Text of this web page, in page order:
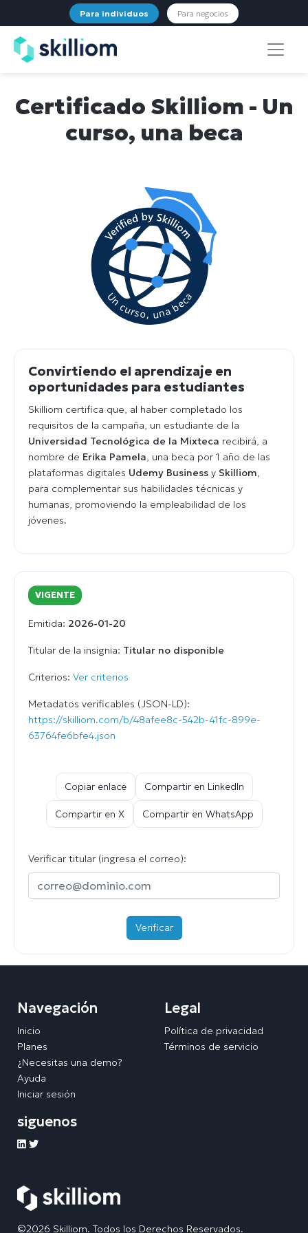
Para individuos Para negocios
Certificado Skilliom - Un
curso, una beca
Convirtiendo el aprendizaje en
oportunidades para estudiantes
Skilliom certifica que, al haber completado los
requisitos de la campaña, un estudiante de la
Universidad Tecnológica de la Mixteca recibirá, a
nombre de Erika Pamela , una beca por 1 año de las
plataformas digitales Udemy Business y Skilliom
para complementar sus habilidades técnicas y
humanas, promoviendo la empleabilidad de los
jóvenes.
VIGENTE
Emitida: 2026-01-20
Titular de la insignia: Titular no disponible
Criterios: Ver criterios
Metadatos verificables (JSON-LD):
https://skilliom.com/b/48afee8c-542b-41fc-899e-
63764fe6bfe4.json
Copiar enlace Compartir en LinkedIn
Compartir en X Compartir en WhatsApp
Verificar titular (ingresa el correo):
Verificar
©2026 Skilliom. Todos los Derechos Reservados.
Navegación
Inicio
Planes
¿Necesitas una demo?
Ayuda
Iniciar sesión
Legal
Política de privacidad
Términos de servicio
siguenos